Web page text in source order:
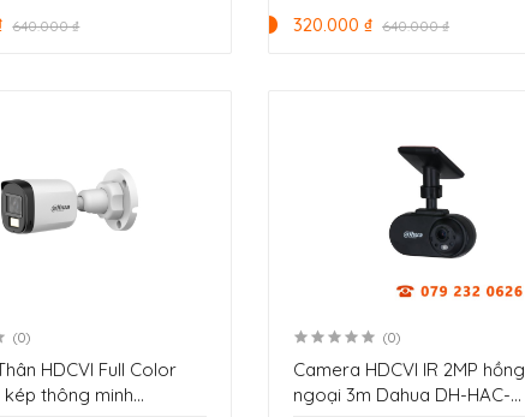
640.000 ₫
IL-A
320.000 ₫ 640.000 ₫
(0)
HDCVI Full Color
kép thông minh
(0)
Camera HDCVI IR 2MP hồng
ngoại 3m Dahua DH-HAC-